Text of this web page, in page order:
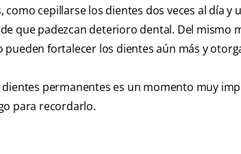
como cepillarse los dientes dos veces al día
que padezcan deterioro dental. Del
pueden fortalecer los dientes aún más y
dientes permanentes es un momento muy
para recordarlo.